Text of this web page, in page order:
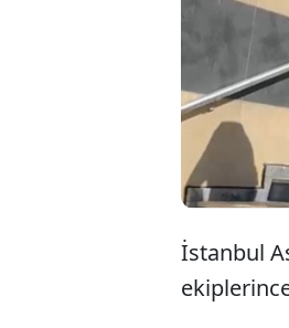
İstanbul